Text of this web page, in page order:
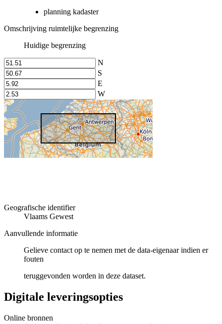
planning kadaster
Omschrijving ruimtelijke begrenzing
Huidige begrenzing
N
S
E
W
Geografische identifier
Vlaams Gewest
Aanvullende informatie
Gelieve contact op te nemen met de data-eigenaar indien er
fouten
teruggevonden worden in deze dataset.
Digitale leveringsopties
Online bronnen